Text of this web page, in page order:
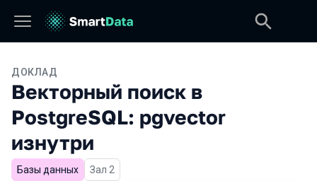
ДОКЛАД
Векторный поиск в
PostgreSQL: pgvector
изнутри
Базы данных Зал 2